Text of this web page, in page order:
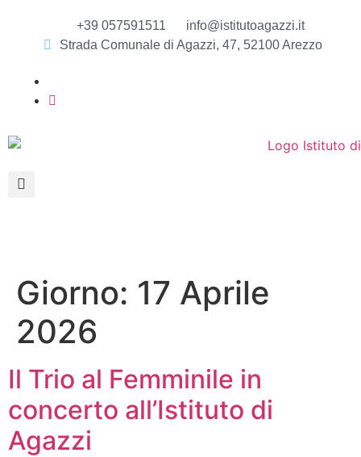
+39 057591511
info@istitutoagazzi.it
Strada Comunale di Agazzi, 47, 52100 Arezzo
Giorno: 17 Aprile
2026
Il Trio al Femminile in
concerto all’Istituto di
Agazzi